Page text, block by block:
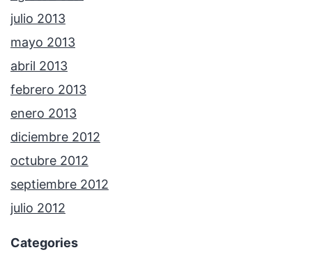
julio 2013
mayo 2013
abril 2013
febrero 2013
enero 2013
diciembre 2012
octubre 2012
septiembre 2012
julio 2012
Categories